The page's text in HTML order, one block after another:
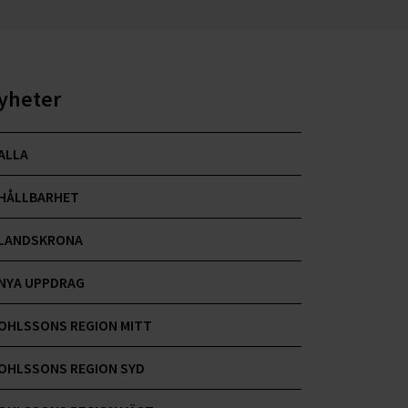
UPPDRAG
REGION MITT
REGION SYD